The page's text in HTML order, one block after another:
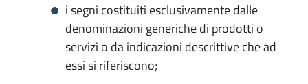
i segni costituiti esclusivamente dalle
denominazioni generiche di prodotti o
servizi o da indicazioni descrittive che ad
essi si riferiscono;